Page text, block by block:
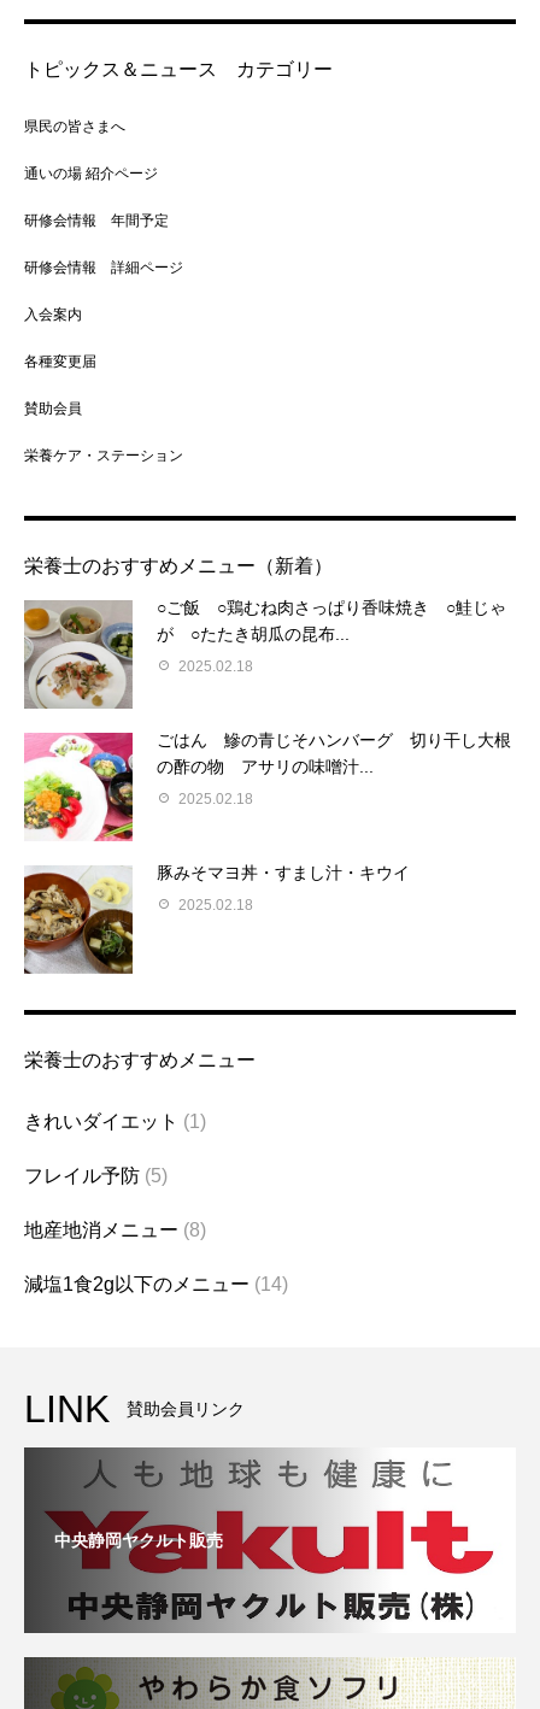
トピックス＆ニュース カテゴリー
県民の皆さまへ
通いの場 紹介ページ
研修会情報 年間予定
研修会情報 詳細ページ
入会案内
各種変更届
賛助会員
栄養ケア・ステーション
栄養士のおすすめメニュー（新着）
○ご飯 ○鶏むね肉さっぱり香味焼き ○鮭じゃ
が ○たたき胡瓜の昆布...
2025.02.18
ごはん 鰺の青じそハンバーグ 切り干し大根
の酢の物 アサリの味噌汁...
2025.02.18
豚みそマヨ丼・すまし汁・キウイ
2025.02.18
栄養士のおすすめメニュー
きれいダイエット (1)
フレイル予防 (5)
地産地消メニュー (8)
減塩1食2g以下のメニュー (14)
LINK 賛助会員リンク
中央静岡ヤクルト販売